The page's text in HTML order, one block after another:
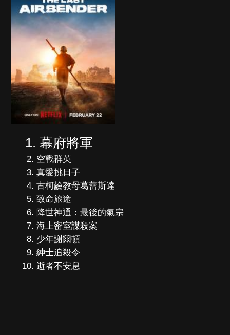
幕府將軍
空戰群英
真愛挑日子
古柯鹼教母葛蕾斯達
致命旅途
降世神通：最後的氣宗
海上密室謀殺案
少年謝爾頓
紳士追殺令
逝者不安息